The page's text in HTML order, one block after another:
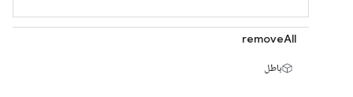
removeAll
باطل